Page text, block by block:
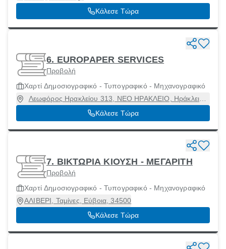
Κάλεσε Τώρα
6. EUROPAPER SERVICES
Προβολή
Χαρτί Δημοσιογραφικό - Τυπογραφικό - Μηχανογραφικό
Λεωφόρος Ηρακλείου 313, ΝΕΟ ΗΡΑΚΛΕΙΟ, Ηράκλειο,
Αττική, 14122
Κάλεσε Τώρα
7. ΒΙΚΤΩΡΙΑ ΚΙΟΥΣΗ - ΜΕΓΑΡΙΤΗ
Προβολή
Χαρτί Δημοσιογραφικό - Τυπογραφικό - Μηχανογραφικό
ΑΛΙΒΕΡΙ, Ταμίνες, Εύβοια, 34500
Κάλεσε Τώρα